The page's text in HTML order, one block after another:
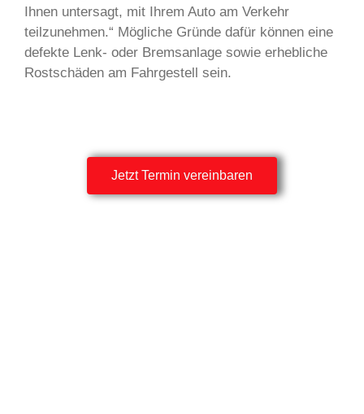
Ihnen untersagt, mit Ihrem Auto am Verkehr
teilzunehmen.“ Mögliche Gründe dafür können eine
defekte Lenk- oder Bremsanlage sowie erhebliche
Rostschäden am Fahrgestell sein.
Jetzt Termin vereinbaren